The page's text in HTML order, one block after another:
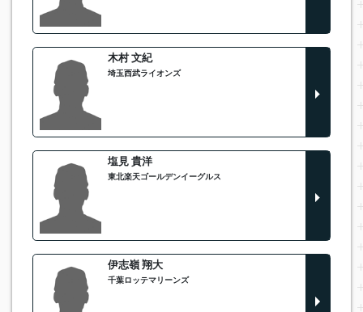
木村 文紀
埼玉西武ライオンズ
塩見 貴洋
東北楽天ゴールデンイーグルス
伊志嶺 翔大
千葉ロッテマリーンズ